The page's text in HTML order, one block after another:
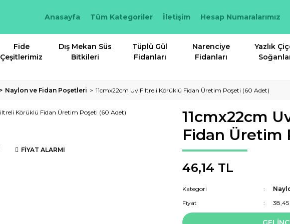
Anasayfa Tüm Kategoriler İletişim Hesap Numaralarımız
Fide
Çeşitlerimiz
Dış Mekan Süs
Bitkileri
Tüplü Gül
Fidanları
Narenciye
Fidanları
Yazlık
Naylon ve Fidan Poşetleri 11cmx22cm Uv Filtreli Körüklü Fidan Üretim Poşeti (60 Adet)
FİYAT ALARMI
11cmx22cm
Fidan Üretim
46,14 TL
Kategori
Fiyat
38,45